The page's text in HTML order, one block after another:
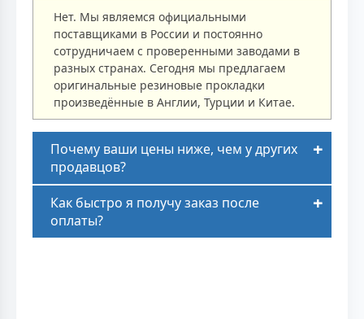
Нет. Мы являемся официальными
поставщиками в России и постоянно
сотрудничаем с проверенными заводами в
разных странах. Сегодня мы предлагаем
оригинальные резиновые прокладки
произведённые в Англии, Турции и Китае.
Почему ваши цены ниже, чем у других
продавцов?
Как быстро я получу заказ после
оплаты?